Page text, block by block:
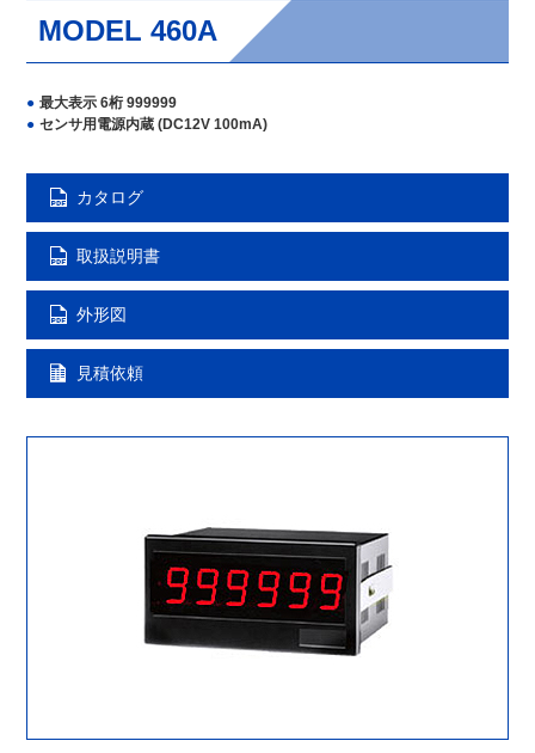
MODEL 460A
最大表示 6桁 999999
センサ用電源内蔵 (DC12V 100mA)
カタログ
取扱説明書
外形図
見積依頼